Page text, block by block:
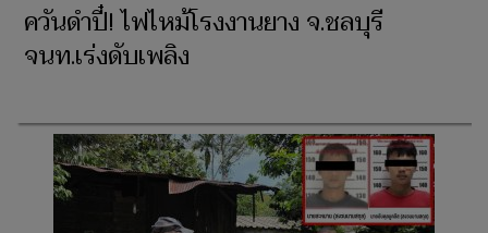
ควันดำปี๋! ไฟไหม้โรงงานยาง จ.ชลบุรี
จนท.เร่งดับเพลิง